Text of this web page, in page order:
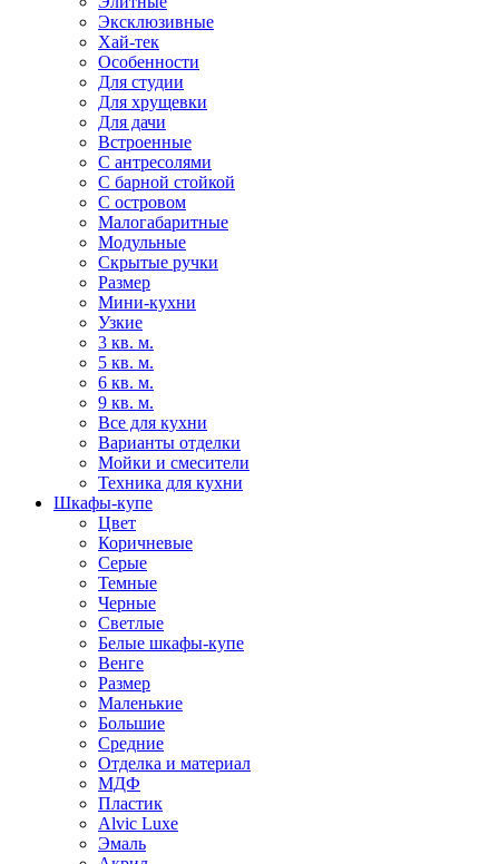
Эксклюзивные
Хай-тек
Особенности
Для студии
Для хрущевки
Для дачи
Встроенные
С антресолями
С барной стойкой
С островом
Малогабаритные
Модульные
Скрытые ручки
Размер
Мини-кухни
Узкие
3 кв. м.
5 кв. м.
6 кв. м.
9 кв. м.
Все для кухни
Варианты отделки
Мойки и смесители
Техника для кухни
Шкафы-купе
Цвет
Коричневые
Серые
Темные
Черные
Светлые
Белые шкафы-купе
Венге
Размер
Маленькие
Большие
Средние
Отделка и материал
МДФ
Пластик
Alvic Luxe
Эмаль